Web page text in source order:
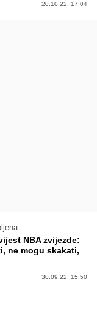
20.10.22. 17:04
NBA zvijezde:
ne mogu skakati,
30.09.22. 15:50